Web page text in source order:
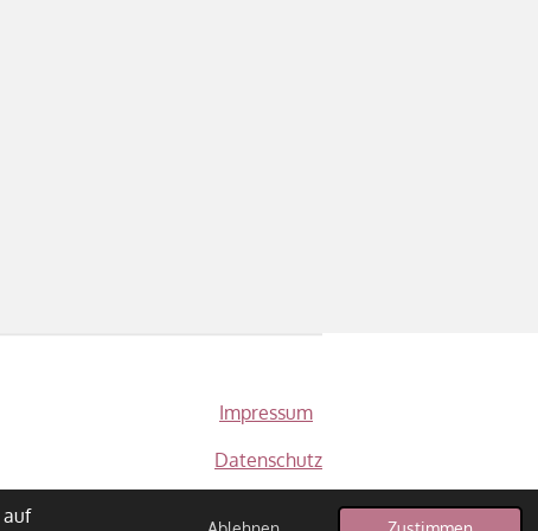
Impressum
Datenschutz